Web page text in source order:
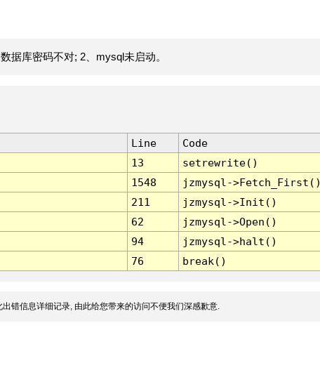
据库密码不对; 2、mysql未启动。
Line
Code
13
setrewrite()
1548
jzmysql-
211
jzmysql->Init()
62
jzmysql->Open()
94
jzmysql->halt()
76 break()
错信息详细记录, 由此给您带来的访问不便我们深感歉意.